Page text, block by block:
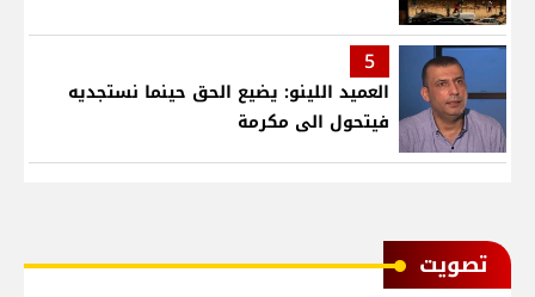
5
العميد اللينو: يضيع الحق حينما نستجديه
فيتحول الى مكرمة
ﺗﺼﻮﻳﺖ